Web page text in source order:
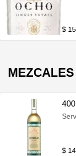
$
MEZCALES
$